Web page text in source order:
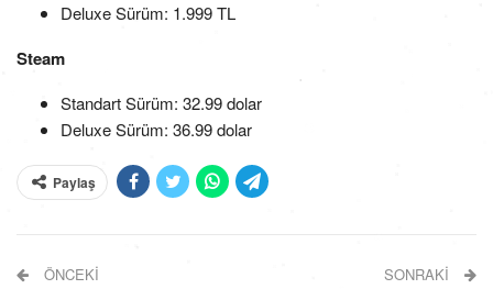
Deluxe Sürüm: 1.999 TL
Steam
Standart Sürüm: 32.99 dolar
Deluxe Sürüm: 36.99 dolar
Paylaş
ÖNCEKI SONRAKI